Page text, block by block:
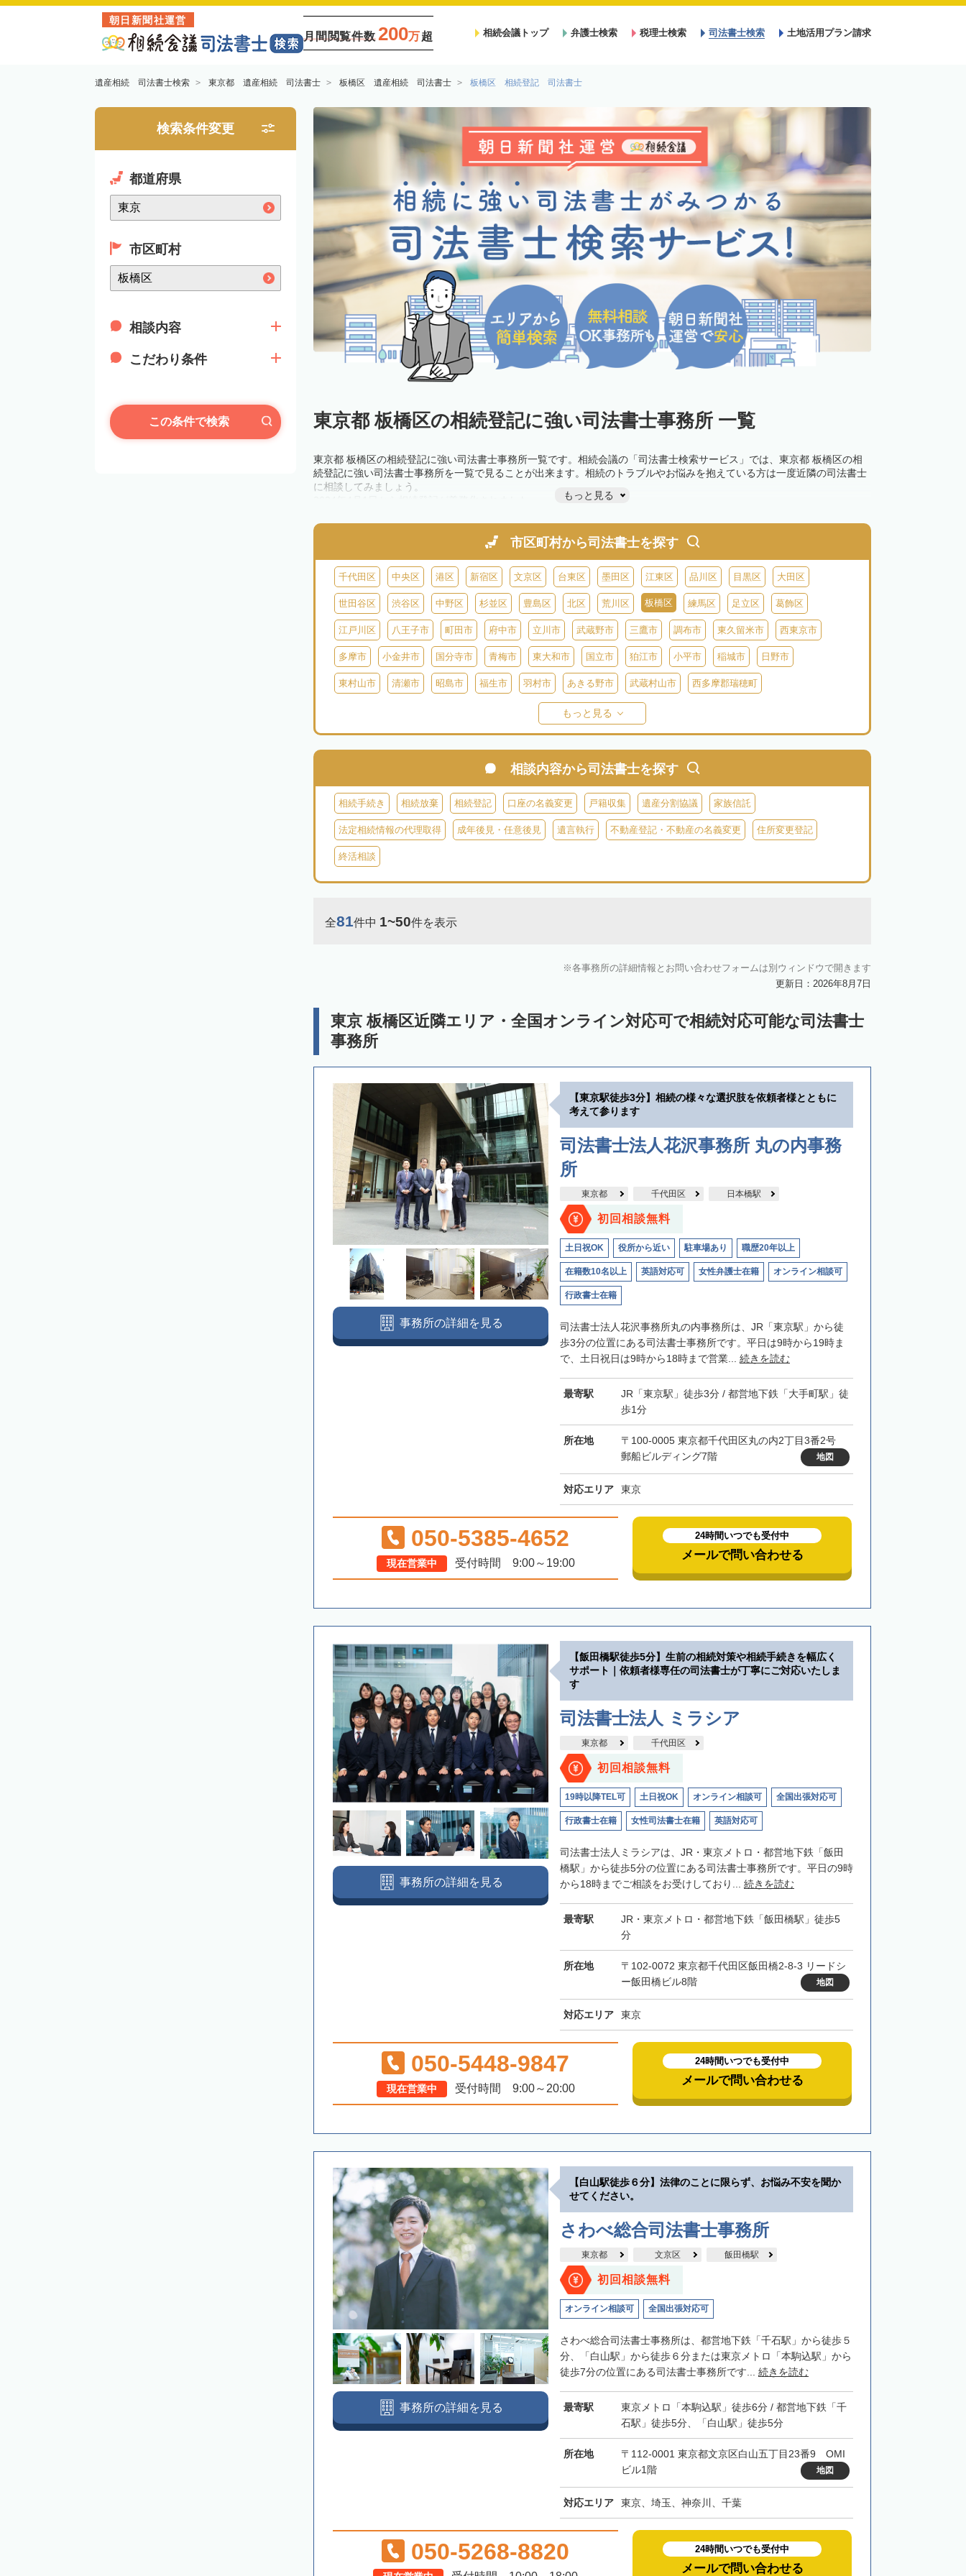
朝日新聞社運営
月間閲覧件数 200万超 相続会議トップ 弁護士検索 税理士検索 司法書士検索 土地活用プラン請求
遺産相続 司法書士検索 東京都 遺産相続 司法書士 板橋区 遺産相続 司法書士 板橋区 相続登記 司法書士
検索条件変更
都道府県
市区町村
相談内容
こだわり条件
この条件で検索 東京都 板橋区の相続登記に強い司法書士事務所 一覧
東京都 板橋区の相続登記に強い司法書士事務所一覧です。相続会議の「司法書士検索サービス」では、東京都 板橋区の相
続登記に強い司法書士事務所を一覧で見ることが出来ます。相続のトラブルやお悩みを抱えている方は一度近隣の司法書士
に相談してみましょう。
きが必要です。義務化前の相続も対象となるため注意しましょう。
相続登記は法律で定められており、司法書士に依頼すれば手間を省けます。その他の相続手続きも任せることが可能です。
制度の活用を検討しましょう。司法書士への相談も可能です。
もっと見る
市区町村から司法書士を探す
千代田区 中央区 港区 新宿区 文京区 台東区 墨田区 江東区 品川区 目黒区 大田区
世田谷区 渋谷区 中野区 杉並区 豊島区 北区 荒川区 板橋区 練馬区 足立区 葛飾区
江戸川区 八王子市 町田市 府中市 立川市 武蔵野市 三鷹市 調布市 東久留米市 西東京市
多摩市 小金井市 国分寺市 青梅市 東大和市 国立市 狛江市 小平市 稲城市 日野市
東村山市 清瀬市 昭島市 福生市 羽村市 あきる野市 武蔵村山市 西多摩郡瑞穂町
西多摩郡檜原村 伊豆大島
御蔵島 八丈島 青ヶ島 小笠原村
もっと見る
相談内容から司法書士を探す
相続手続き 相続放棄 相続登記 口座の名義変更 戸籍収集 遺産分割協議 家族信託
法定相続情報の代理取得 成年後見・任意後見 遺言執行 不動産登記・不動産の名義変更 住所変更登記
終活相談
全81件中 1~50件を表示
各事務所の詳細情報とお問い合わせフォームは別ウィンドウで開きます
更新日：2026年8月7日
東京 板橋区近隣エリア・全国オンライン対応可で相続対応可能な司法書士
事務所
【東京駅徒歩3分】相続の様々な選択肢を依頼者様とともに
考えて参ります
司法書士法人花沢事務所 丸の内事務
所
東京都 千代田区 日本橋駅
初回相談無料
土日祝OK 役所から近い 駐車場あり 職歴20年以上
在籍数10名以上 英語対応可 女性弁護士在籍 オンライン相談可
行政書士在籍
司法書士法人花沢事務所丸の内事務所は、JR「東京駅」から徒
歩3分の位置にある司法書士事務所です。平日は9時から19時ま
で、土日祝日は9時から18時まで営業... 続きを読む
最寄駅
JR「東京駅」徒歩3分 / 都営地下鉄「大手町駅」徒
歩1分
所在地
〒100-0005 東京都千代田区丸の内2丁目3番2号
郵船ビルディング7階
地図
対応エリア 東京
事務所の詳細を見る
050-5385-4652
現在営業中 受付時間 9:00～19:00
24時間いつでも受付中
メールで問い合わせる
【飯田橋駅徒歩5分】生前の相続対策や相続手続きを幅広く
サポート｜依頼者様専任の司法書士が丁寧にご対応いたしま
す
司法書士法人 ミラシア
東京都 千代田区
初回相談無料
19時以降TEL可 土日祝OK オンライン相談可 全国出張対応可
行政書士在籍 女性司法書士在籍 英語対応可
司法書士法人ミラシアは、JR・東京メトロ・都営地下鉄「飯田
橋駅」から徒歩5分の位置にある司法書士事務所です。平日の9時
から18時までご相談をお受けしており... 続きを読む
最寄駅
JR・東京メトロ・都営地下鉄「飯田橋駅」徒歩5
分
所在地
〒102-0072 東京都千代田区飯田橋2-8-3 リードシ
ー飯田橋ビル8階
地図
対応エリア 東京
事務所の詳細を見る
050-5448-9847
現在営業中 受付時間 9:00～20:00
24時間いつでも受付中
メールで問い合わせる
【白山駅徒歩６分】法律のことに限らず、お悩み不安を聞か
せてください。
さわべ総合司法書士事務所
東京都 文京区 飯田橋駅
初回相談無料
オンライン相談可 全国出張対応可
さわべ総合司法書士事務所は、都営地下鉄「千石駅」から徒歩５
分、「白山駅」から徒歩６分または東京メトロ「本駒込駅」から
徒歩7分の位置にある司法書士事務所です... 続きを読む
最寄駅
東京メトロ「本駒込駅」徒歩6分 / 都営地下鉄「千
石駅」徒歩5分、「白山駅」徒歩5分
所在地
〒112-0001 東京都文京区白山五丁目23番9 OMI
ビル1階
地図
対応エリア 東京、埼玉、神奈川、千葉
事務所の詳細を見る
050-5268-8820 24時間いつでも受付中
メールで問い合わせる